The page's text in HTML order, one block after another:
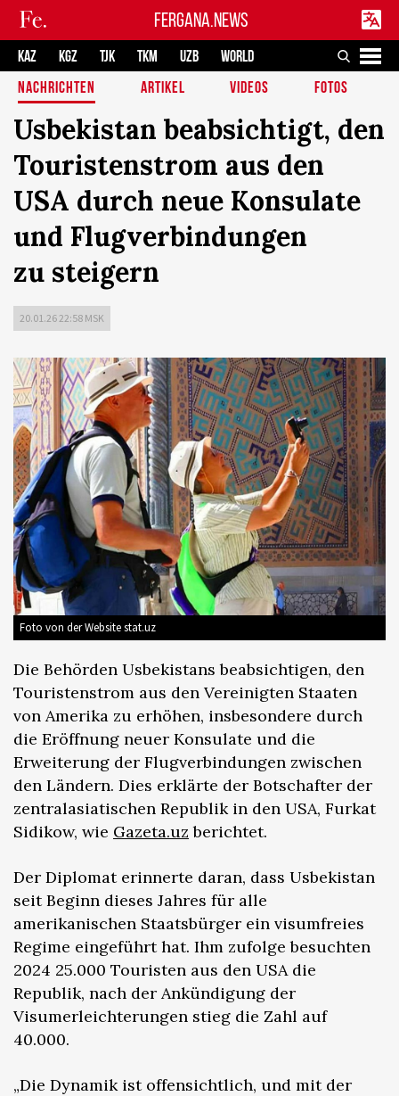
FERGANA.NEWS
KAZ KGZ TJK TKM UZB
WORLD
NACHRICHTEN
ARTIKEL VIDEOS FOTOS
Usbekistan beabsichtigt, den
Touristenstrom aus den
USA durch neue Konsulate
und Flugverbindungen
zu steigern
20.01.26 22:58 MSK
Foto von der Website stat.uz
Die Behörden Usbekistans beabsichtigen, den
Touristenstrom aus den Vereinigten Staaten
von Amerika zu erhöhen, insbesondere durch
die Eröffnung neuer Konsulate und die
Erweiterung der Flugverbindungen zwischen
den Ländern. Dies erklärte der Botschafter der
zentralasiatischen Republik in den USA, Furkat
Sidikow, wie Gazeta.uz berichtet.
Der Diplomat erinnerte daran, dass Usbekistan
seit Beginn dieses Jahres für alle
amerikanischen Staatsbürger ein visumfreies
Regime eingeführt hat. Ihm zufolge besuchten
2024 25.000 Touristen aus den USA die
Republik, nach der Ankündigung der
Visumerleichterungen stieg die Zahl auf
40.000.
„Die Dynamik ist offensichtlich, und mit der